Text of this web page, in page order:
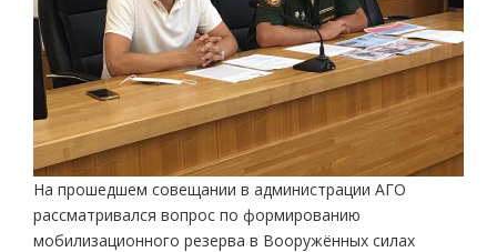
На прошедшем совещании в администрации АГО
рассматривался вопрос по формированию
мобилизационного резерва в Вооружённых силах